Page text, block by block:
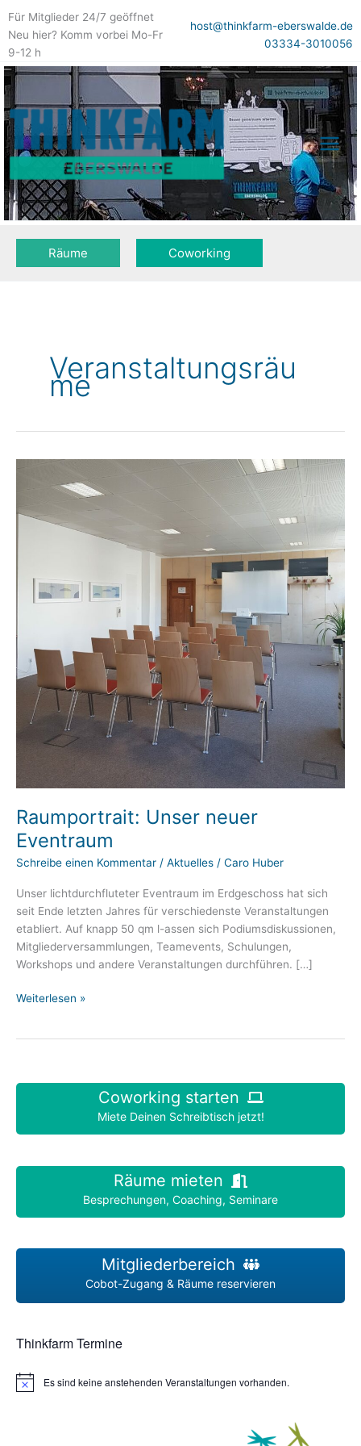
Für Mitglieder 24/7 geöffnet
Neu hier? Komm vorbei Mo-Fr
9-12 h
host@thinkfarm-eberswalde.de
03334-3010056
Räume Coworking
Veranstaltungsräu
Me
Raumportrait: Unser neuer
Eventraum
Schreibe einen Kommentar / Aktuelles / Caro Huber
Unser lichtdurchfluteter Eventraum im Erdgeschoss hat sich
seit Ende letzten Jahres für verschiedenste Veranstaltungen
etabliert. Auf knapp 50 qm l-assen sich Podiumsdiskussionen,
Mitgliederversammlungen, Teamevents, Schulungen,
Workshops und andere Veranstaltungen durchführen. […]
Raumportrait:
Weiterlesen »
Coworking starten
Miete Deinen Schreibtisch jetzt!
Räume mieten
Besprechungen, Coaching, Seminare
Mitgliederbereich
Cobot-Zugang & Räume reservieren
Thinkfarm Termine
H
Es sind keine anstehenden Veranstaltungen vorhanden.